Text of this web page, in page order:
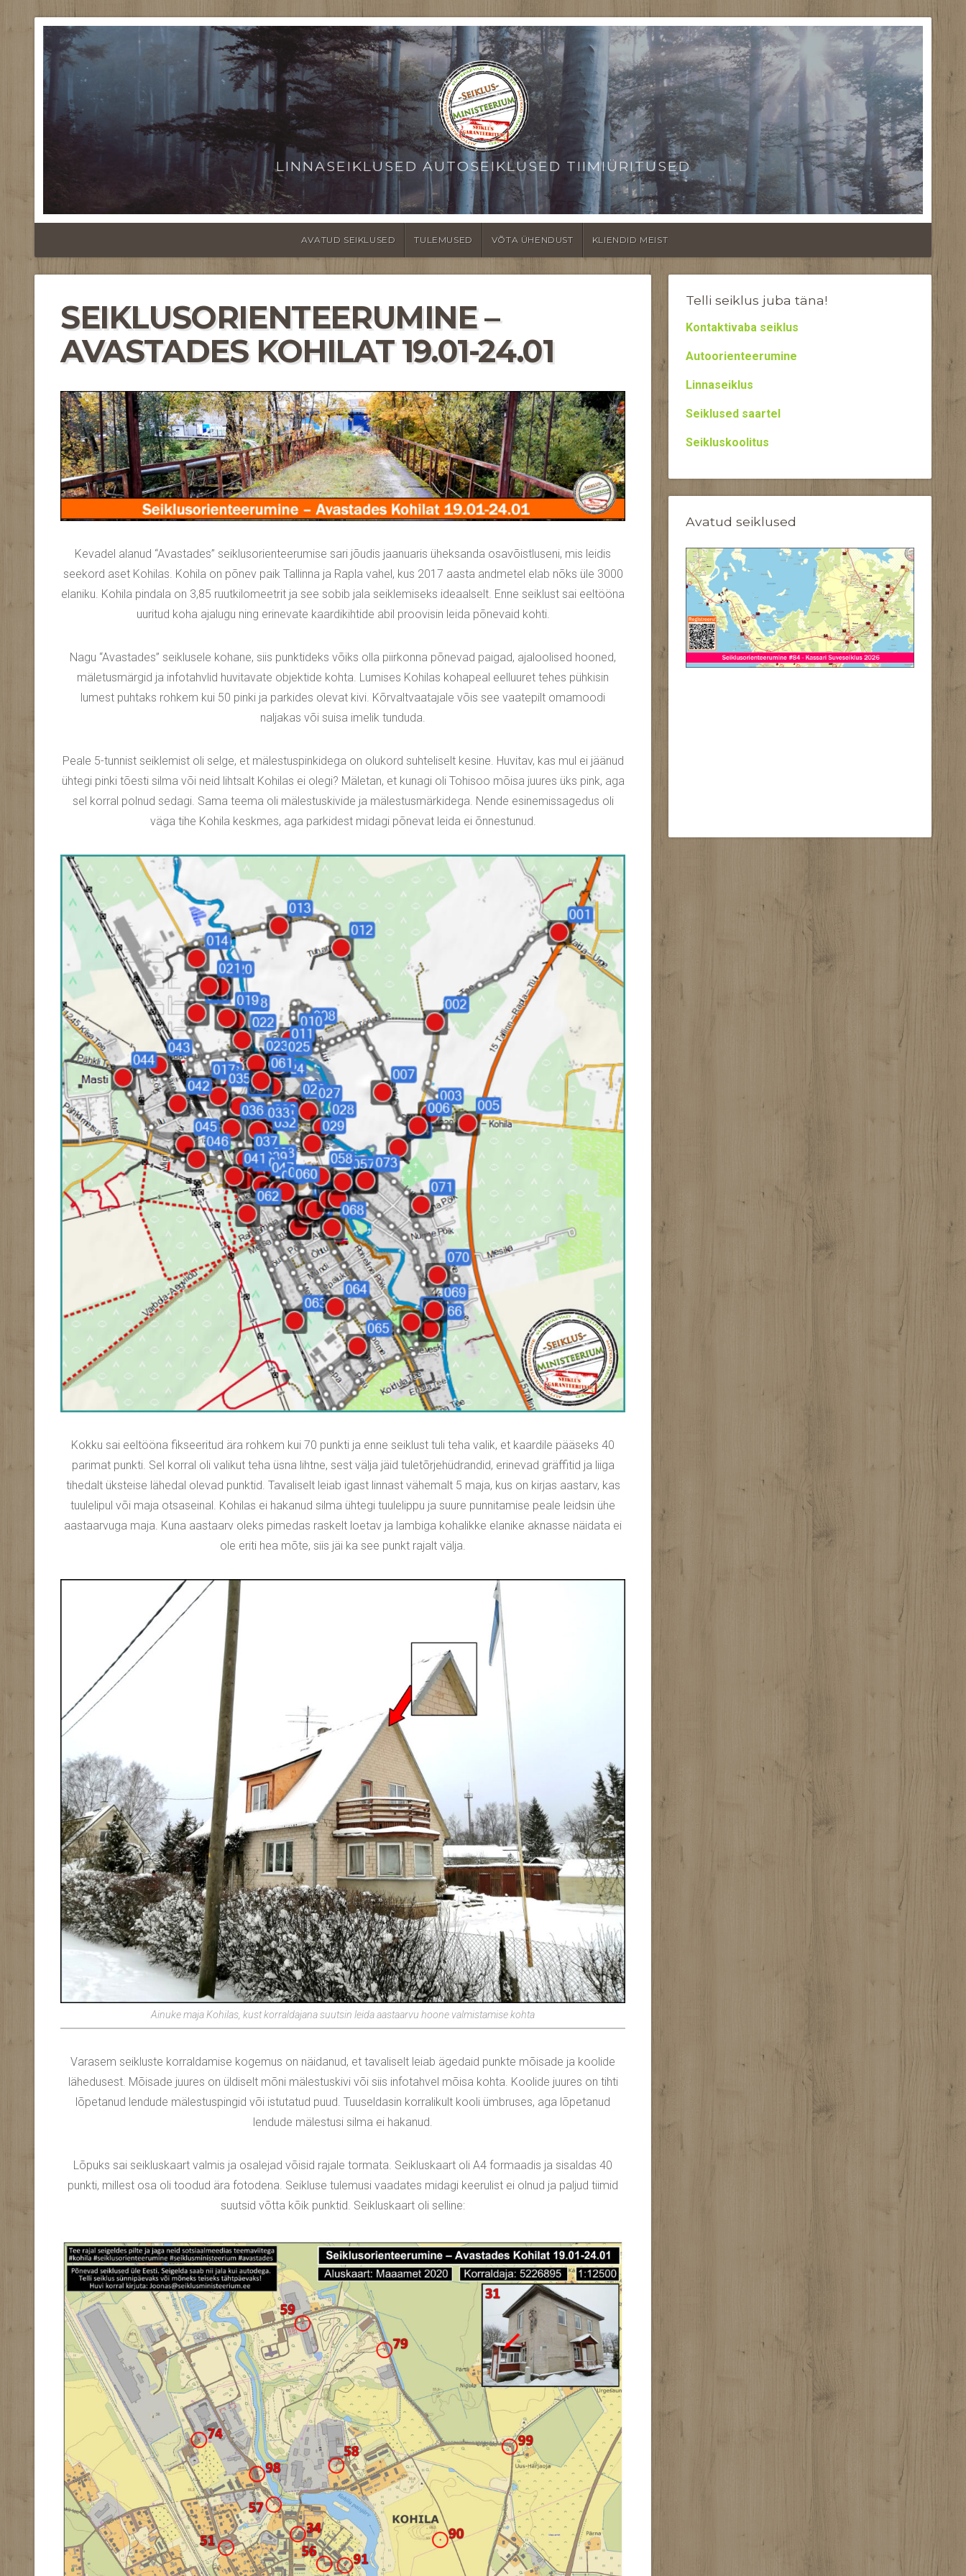
LINNASEIKLUSED AUTOSEIKLUSED TIIMIÜRITUSED
AVATUD SEIKLUSED TULEMUSED VÕTA ÜHENDUST KLIENDID MEIST
SEIKLUSORIENTEERUMINE –
AVASTADES KOHILAT 19.01-24.01
Kevadel alanud “Avastades” seiklusorienteerumise sari jõudis jaanuaris üheksanda osavõistluseni, mis leidis
seekord aset Kohilas. Kohila on põnev paik Tallinna ja Rapla vahel, kus 2017 aasta andmetel elab nõks üle 3000
elaniku. Kohila pindala on 3,85 ruutkilomeetrit ja see sobib jala seiklemiseks ideaalselt. Enne seiklust sai eeltööna
uuritud koha ajalugu ning erinevate kaardikihtide abil proovisin leida põnevaid kohti.
Nagu “Avastades” seiklusele kohane, siis punktideks võiks olla piirkonna põnevad paigad, ajaloolised hooned,
mäletusmärgid ja infotahvlid huvitavate objektide kohta. Lumises Kohilas kohapeal eelluuret tehes pühkisin
lumest puhtaks rohkem kui 50 pinki ja parkides olevat kivi. Kõrvaltvaatajale võis see vaatepilt omamoodi
naljakas või suisa imelik tunduda.
Peale 5-tunnist seiklemist oli selge, et mälestuspinkidega on olukord suhteliselt kesine. Huvitav, kas mul ei jäänud
ühtegi pinki tõesti silma või neid lihtsalt Kohilas ei olegi? Mäletan, et kunagi oli Tohisoo mõisa juures üks pink, aga
sel korral polnud sedagi. Sama teema oli mälestuskivide ja mälestusmärkidega. Nende esinemissagedus oli
väga tihe Kohila keskmes, aga parkidest midagi põnevat leida ei õnnestunud.
Kokku sai eeltööna fikseeritud ära rohkem kui 70 punkti ja enne seiklust tuli teha valik, et kaardile pääseks 40
parimat punkti. Sel korral oli valikut teha üsna lihtne, sest välja jäid tuletõrjehüdrandid, erinevad gräffitid ja liiga
tihedalt üksteise lähedal olevad punktid. Tavaliselt leiab igast linnast vähemalt 5 maja, kus on kirjas aastarv, kas
tuulelipul või maja otsaseinal. Kohilas ei hakanud silma ühtegi tuulelippu ja suure punnitamise peale leidsin ühe
aastaarvuga maja. Kuna aastaarv oleks pimedas raskelt loetav ja lambiga kohalikke elanike aknasse näidata ei
ole eriti hea mõte, siis jäi ka see punkt rajalt välja.
Ainuke maja Kohilas, kust korraldajana suutsin leida aastaarvu hoone valmistamise kohta
Varasem seikluste korraldamise kogemus on näidanud, et tavaliselt leiab ägedaid punkte mõisade ja koolide
lähedusest. Mõisade juures on üldiselt mõni mälestuskivi või siis infotahvel mõisa kohta. Koolide juures on tihti
lõpetanud lendude mälestuspingid või istutatud puud. Tuuseldasin korralikult kooli ümbruses, aga lõpetanud
lendude mälestusi silma ei hakanud.
Lõpuks sai seikluskaart valmis ja osalejad võisid rajale tormata. Seikluskaart oli A4 formaadis ja sisaldas 40
punkti, millest osa oli toodud ära fotodena. Seikluse tulemusi vaadates midagi keerulist ei olnud ja paljud tiimid
suutsid võtta kõik punktid. Seikluskaart oli selline:
Telli seiklus juba täna!
Kontaktivaba seiklus
Autoorienteerumine
Linnaseiklus
Seiklused saartel
Seikluskoolitus
Avatud seiklused